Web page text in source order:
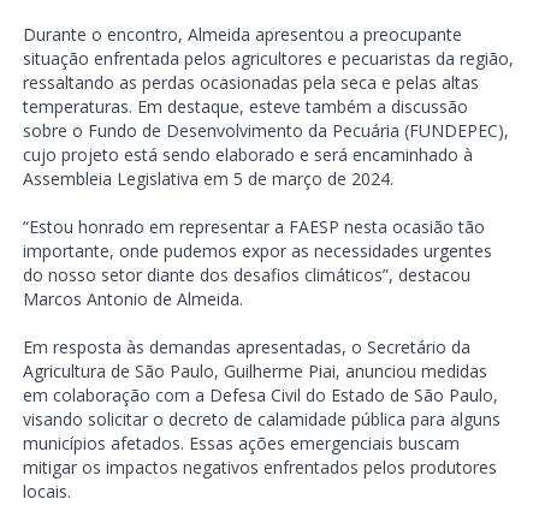
Durante o encontro, Almeida apresentou a preocupante
situação enfrentada pelos agricultores e pecuaristas da região,
ressaltando as perdas ocasionadas pela seca e pelas altas
temperaturas. Em destaque, esteve também a discussão
sobre o Fundo de Desenvolvimento da Pecuária (FUNDEPEC),
cujo projeto está sendo elaborado e será encaminhado à
Assembleia Legislativa em 5 de março de 2024.
“Estou honrado em representar a FAESP nesta ocasião tão
importante, onde pudemos expor as necessidades urgentes
do nosso setor diante dos desafios climáticos”, destacou
Marcos Antonio de Almeida.
Em resposta às demandas apresentadas, o Secretário da
Agricultura de São Paulo, Guilherme Piai, anunciou medidas
em colaboração com a Defesa Civil do Estado de São Paulo,
visando solicitar o decreto de calamidade pública para alguns
municípios afetados. Essas ações emergenciais buscam
mitigar os impactos negativos enfrentados pelos produtores
locais.